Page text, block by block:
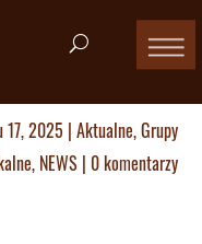
17, 2025 | Aktualne,Grupy
, NEWS| 0 komentarzy